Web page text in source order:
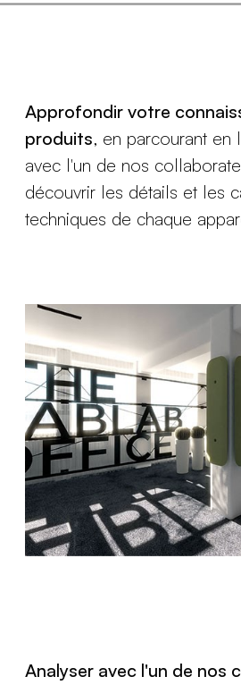
Approfondir votre
produits, en parcourant en
avec l'un de nos
découvrir les détails et les
techniques de chaque
Analyser avec l'un de nos